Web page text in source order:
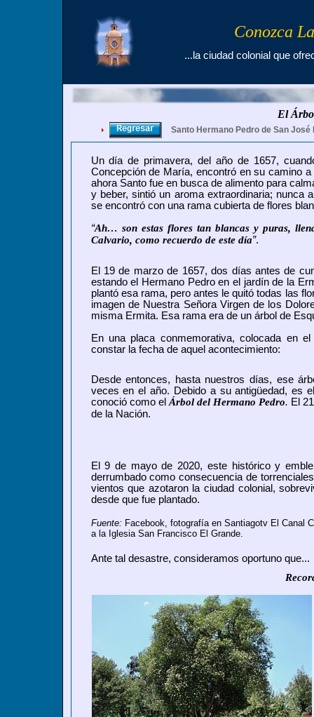
Conozca
...la ciudad colonial que
El
Santo Hermano Pedro de San José
Un día de primavera, del año de 1657,
Concepción de María, encontró en su camino
ahora Santo fue en busca de alimento para
y beber, sintió un aroma extraordinaria; nunca
se encontró con una rama cubierta de flores
“Ah… son estas flores tan blancas y puras,
Calvario, como recuerdo de este día”.
El 19 de marzo de 1657, dos días antes de
estando el Hermano Pedro en el jardín de la
plantó esa rama, pero antes le quitó todas las
imagen de Nuestra Señora Virgen de los
misma Ermita. Esa rama era de un árbol de
En una placa conmemorativa, colocada en
constar la fecha de aquel acontecimiento:
Desde entonces, hasta nuestros días, ese
veces en el año. Debido a su antigüedad, es
conoció como el Árbol del Hermano Pedro. El
de la Nación.
El 9 de mayo de 2020, este histórico y
derrumbado como consecuencia de
vientos que azotaron la ciudad colonial,
desde que fue plantado.
Fuente: Facebook, fotografía en Santiagotv El Canal
a la Iglesia San Francisco El Grande.
Ante tal desastre, consideramos oportuno que...